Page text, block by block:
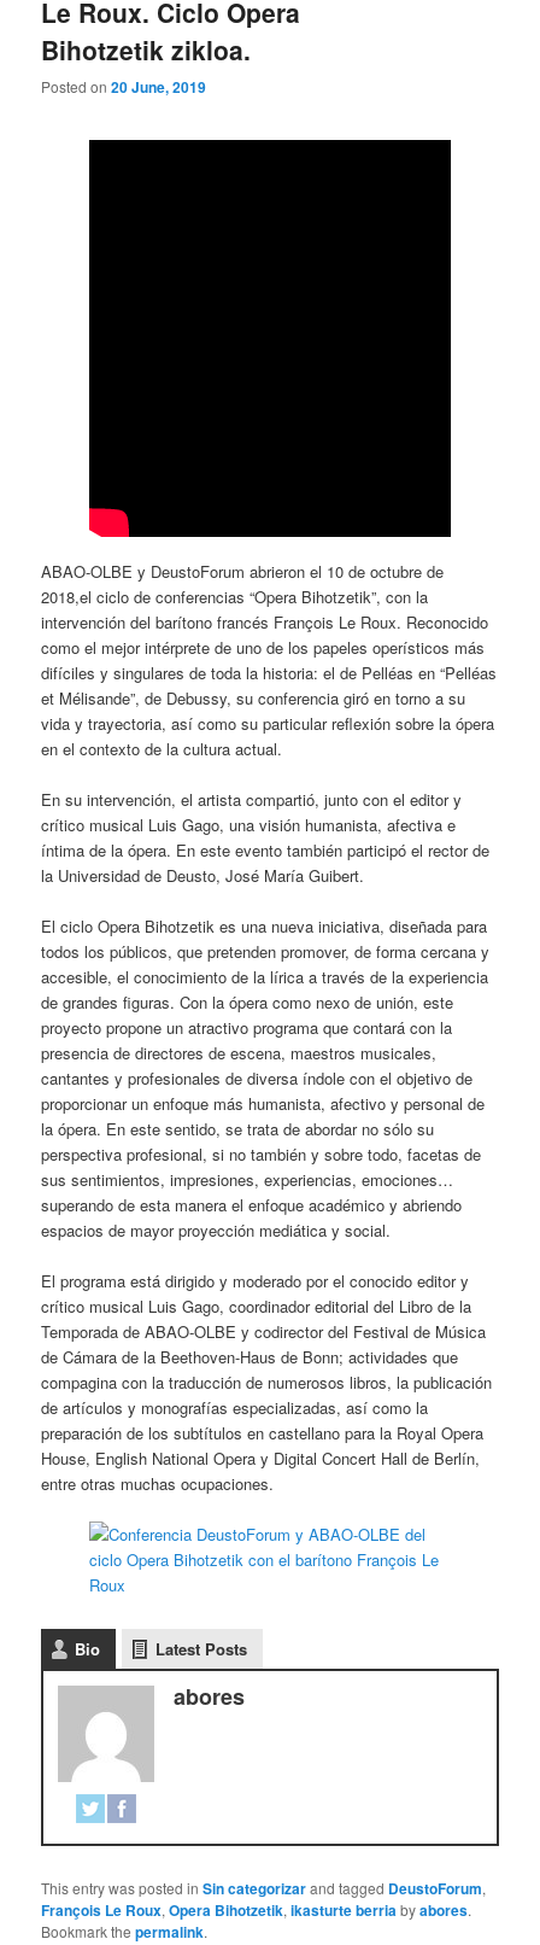
Le Roux. Ciclo Opera
Bihotzetik zikloa.
Posted on20 June, 2019
ABAO-OLBE y DeustoForum abrieron el 10 de octubre de
2018,el ciclo de conferencias “Opera Bihotzetik”, con la
intervención del barítono francés François Le Roux. Reconocido
como el mejor intérprete de uno de los papeles operísticos más
difíciles y singulares de toda la historia: el de Pelléas en “Pelléas
et Mélisande”, de Debussy, su conferencia giró en torno a su
vida y trayectoria, así como su particular reflexión sobre la ópera
en el contexto de la cultura actual.
En su intervención, el artista compartió, junto con el editor y
crítico musical Luis Gago, una visión humanista, afectiva e
íntima de la ópera. En este evento también participó el rector de
la Universidad de Deusto, José María Guibert.
El ciclo Opera Bihotzetik es una nueva iniciativa, diseñada para
todos los públicos, que pretenden promover, de forma cercana y
accesible, el conocimiento de la lírica a través de la experiencia
de grandes figuras. Con la ópera como nexo de unión, este
proyecto propone un atractivo programa que contará con la
presencia de directores de escena, maestros musicales,
cantantes y profesionales de diversa índole con el objetivo de
proporcionar un enfoque más humanista, afectivo y personal de
la ópera. En este sentido, se trata de abordar no sólo su
perspectiva profesional, si no también y sobre todo, facetas de
sus sentimientos, impresiones, experiencias, emociones…
superando de esta manera el enfoque académico y abriendo
espacios de mayor proyección mediática y social.
El programa está dirigido y moderado por el conocido editor y
crítico musical Luis Gago, coordinador editorial del Libro de la
Temporada de ABAO-OLBE y codirector del Festival de Música
de Cámara de la Beethoven-Haus de Bonn; actividades que
compagina con la traducción de numerosos libros, la publicación
de artículos y monografías especializadas, así como la
preparación de los subtítulos en castellano para la Royal Opera
House, English National Opera y Digital Concert Hall de Berlín,
entre otras muchas ocupaciones.
Bio Latest Posts
abores
This entry was posted inSin categorizarand tagged DeustoForum,
François Le Roux,Opera Bihotzetik,ikasturte berriabyabores.
Bookmark thepermalink.